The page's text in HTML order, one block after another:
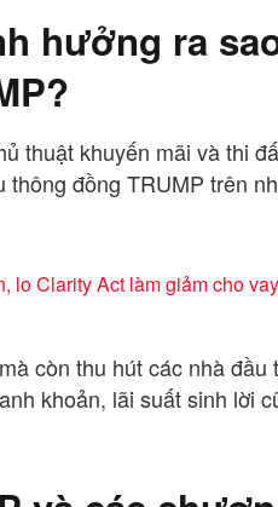
hưởng ra
thuật khuyến mãi và thi
đồng TRUMP trên
lo Clarity Act làm giảm cho
còn thu hút các nhà đầu
khoản, lãi suất sinh lời